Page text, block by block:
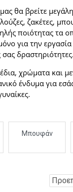
θα βρείτε
ζακέτες,
ποιότητας τα
για την
σας δραστηριότητες.
χρώματα και
ένδυμα για
Μπουφάν